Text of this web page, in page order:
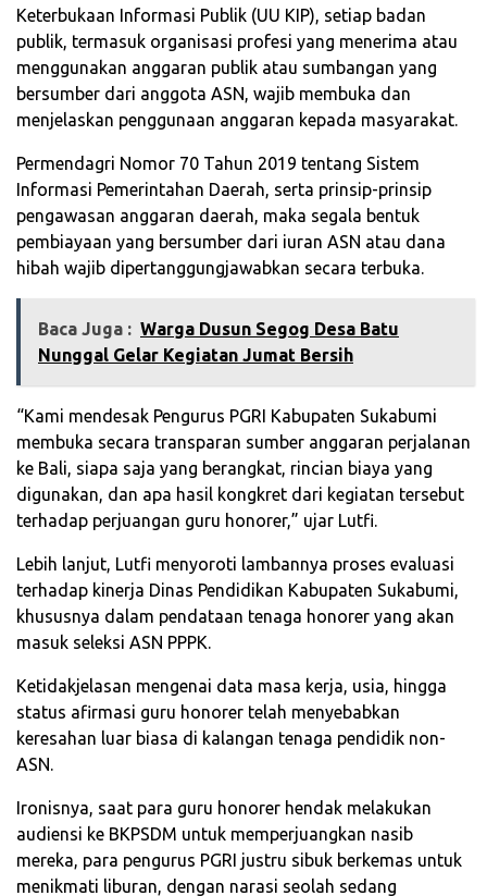
Keterbukaan Informasi Publik (UU KIP), setiap badan
publik, termasuk organisasi profesi yang menerima atau
menggunakan anggaran publik atau sumbangan yang
bersumber dari anggota ASN, wajib membuka dan
menjelaskan penggunaan anggaran kepada masyarakat.
Permendagri Nomor 70 Tahun 2019 tentang Sistem
Informasi Pemerintahan Daerah, serta prinsip-prinsip
pengawasan anggaran daerah, maka segala bentuk
pembiayaan yang bersumber dari iuran ASN atau dana
hibah wajib dipertanggungjawabkan secara terbuka.
Baca Juga : ‎Warga Dusun Segog Desa Batu
Nunggal Gelar Kegiatan Jumat Bersih‎
“Kami mendesak Pengurus PGRI Kabupaten Sukabumi
membuka secara transparan sumber anggaran perjalanan
ke Bali, siapa saja yang berangkat, rincian biaya yang
digunakan, dan apa hasil kongkret dari kegiatan tersebut
terhadap perjuangan guru honorer,” ujar Lutfi.
Lebih lanjut, Lutfi menyoroti lambannya proses evaluasi
terhadap kinerja Dinas Pendidikan Kabupaten Sukabumi,
khususnya dalam pendataan tenaga honorer yang akan
masuk seleksi ASN PPPK.
Ketidakjelasan mengenai data masa kerja, usia, hingga
status afirmasi guru honorer telah menyebabkan
keresahan luar biasa di kalangan tenaga pendidik non-
ASN.
Ironisnya, saat para guru honorer hendak melakukan
audiensi ke BKPSDM untuk memperjuangkan nasib
mereka, para pengurus PGRI justru sibuk berkemas untuk
menikmati liburan, dengan narasi seolah sedang